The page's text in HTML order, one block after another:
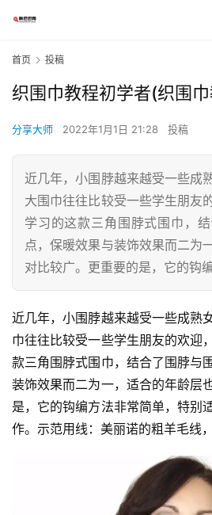
首页 投稿
织围巾教程初学者(织围
分享大师 2022年1月1日 21:28 投稿
近几年，小围脖越来越受一些成
大围巾往往比较受一些学生朋友
学习的这款三角围脖式围巾，
点，保暖效果与装饰效果而二为
对比较广。更重要的是，它的钩
近几年，小围脖越来越受一些成熟
巾往往比较受一些学生朋友的欢迎
款三角围脖式围巾，结合了围脖与
装饰效果而二为一，适合的年龄层
是，它的钩编方法非常简单，特别
作。示范用线：美丽诺的粗羊毛线